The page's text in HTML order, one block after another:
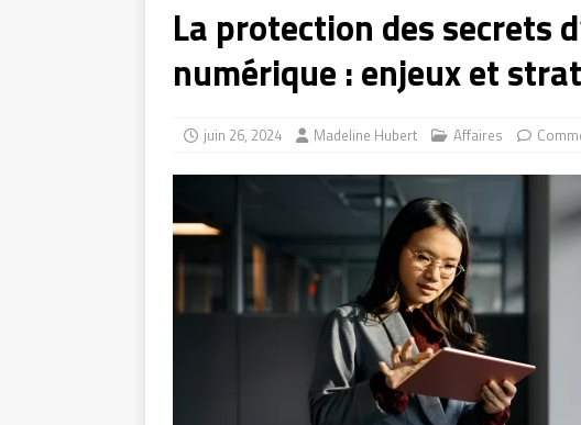
La protection des secrets
numérique : enjeux et
juin 26, 2024 Madeline Hubert Affaires